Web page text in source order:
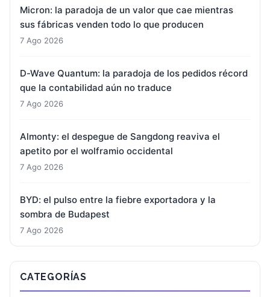
Micron: la paradoja de un valor que cae mientras
sus fábricas venden todo lo que producen
7 Ago 2026
D-Wave Quantum: la paradoja de los pedidos récord
que la contabilidad aún no traduce
7 Ago 2026
Almonty: el despegue de Sangdong reaviva el
apetito por el wolframio occidental
7 Ago 2026
BYD: el pulso entre la fiebre exportadora y la
sombra de Budapest
7 Ago 2026
CATEGORÍAS